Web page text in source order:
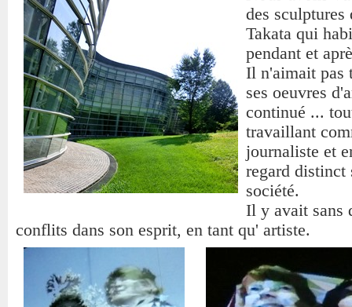
des sculptures
Takata qui
pendant et
Il n'aimait pas
ses oeuvres
continué ...
travaillant
journaliste et
regard distinct
société.
Il y avait sans
conflits dans son esprit, en tant qu' artiste.